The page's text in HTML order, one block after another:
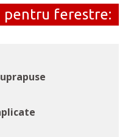
pentru ferestre: